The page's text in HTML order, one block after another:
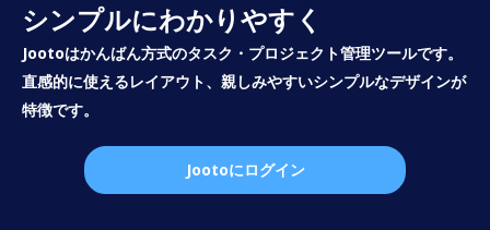
シンプルにわかりやすく
Jootoはかんばん方式のタスク・プロジェクト管理ツールです。
直感的に使えるレイアウト、親しみやすいシンプルなデザインが
特徴です。
Jootoにログイン